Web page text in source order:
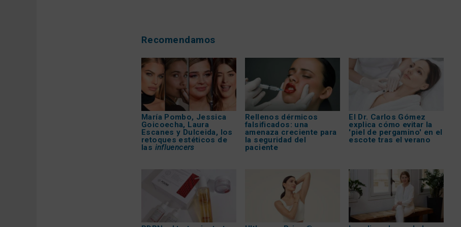
Recomendamos
María Pombo, Jessica
Goicoecha, Laura
Escanes y Dulceida, los
retoques estéticos de
las influencers
Rellenos dérmicos
falsificados: una
amenaza creciente para
la seguridad del
paciente
El Dr. Carlos Gómez
explica cómo evitar la
'piel de pergamino' en el
escote tras el verano